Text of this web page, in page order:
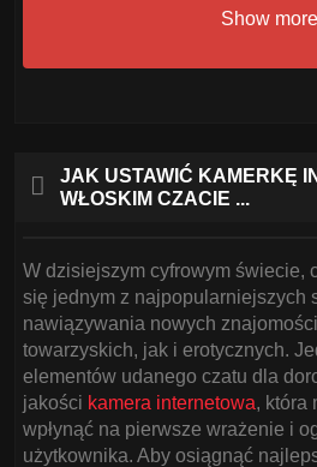
Show more
JAK USTAWIĆ KAMERKĘ
WŁOSKIM CZACIE ...
W dzisiejszym cyfrowym świecie,
się jednym z najpopularniejszych
nawiązywania nowych
towarzyskich, jak i erotycznych.
elementów udanego czatu dla
jakości kamera internetowa, która
wpłynąć na pierwsze wrażenie i
użytkownika. Aby osiągnąć